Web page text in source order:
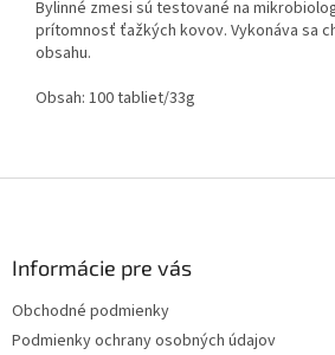
Bylinné zmesi sú testované na
prítomnosť ťažkých kovov. Vykonáva sa
obsahu.
Obsah: 100 tabliet/33g
Informácie pre vás
Obchodné podmienky
Podmienky ochrany osobných údajov